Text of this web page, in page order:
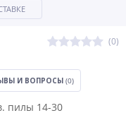
(0)
И ВОПРОСЫ (0)
пилы 14-30